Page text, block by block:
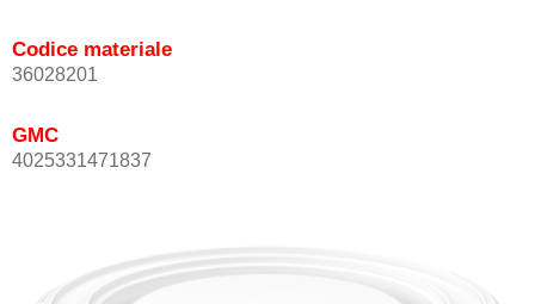
Codice materiale
36028201
GMC
4025331471837